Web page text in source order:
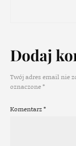
Dodaj
Twój adres email nie
oznaczone*
Komentarz*